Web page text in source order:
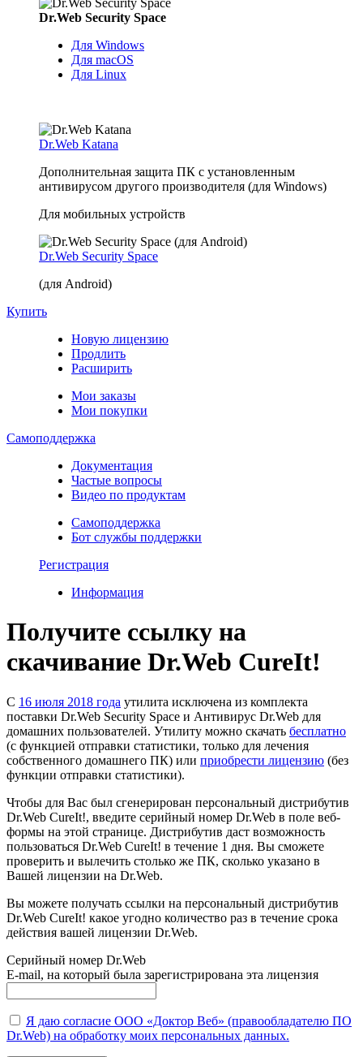
Dr.Web Security Space
Для Windows
Для macOS
Для Linux
Dr.Web Katana
Дополнительная защита ПК с установленным
антивирусом другого производителя (для Windows)
Для мобильных устройств
Dr.Web Security Space
(для Android)
Купить
Новую лицензию
Продлить
Расширить
Мои заказы
Мои покупки
Самоподдержка
Документация
Частые вопросы
Видео по продуктам
Самоподдержка
Бот службы поддержки
Регистрация
Информация
Получите ссылку на
скачивание Dr.Web CureIt!
С 16 июля 2018 года утилита исключена из комплекта
поставки Dr.Web Security Space и Антивирус Dr.Web для
домашних пользователей. Утилиту можно скачать бесплатно
(с функцией отправки статистики, только для лечения
собственного домашнего ПК) или приобрести лицензию (без
функции отправки статистики).
Чтобы для Вас был сгенерирован персональный дистрибутив
Dr.Web CureIt!, введите серийный номер Dr.Web в поле веб-
формы на этой странице. Дистрибутив даст возможность
пользоваться Dr.Web CureIt! в течение 1 дня. Вы сможете
проверить и вылечить столько же ПК, сколько указано в
Вашей лицензии на Dr.Web.
Вы можете получать ссылки на персональный дистрибутив
Dr.Web CureIt! какое угодно количество раз в течение срока
действия вашей лицензии Dr.Web.
Серийный номер Dr.Web
E-mail, на который была зарегистрирована эта лицензия
Я даю согласие ООО «Доктор Веб» (правообладателю ПО
Dr.Web) на обработку моих персональных данных.